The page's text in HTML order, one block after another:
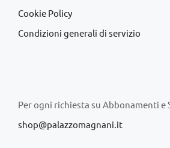
Cookie Policy
Condizioni generali di servizio
Per ogni richiesta su Abbonamenti e
shop@palazzomagnani.it